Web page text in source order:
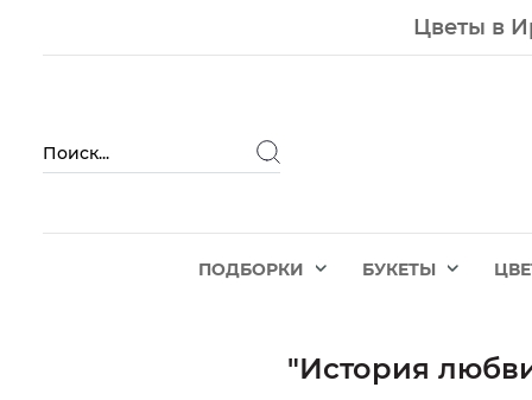
Цветы в
ПОДБОРКИ БУКЕТЫ
"История